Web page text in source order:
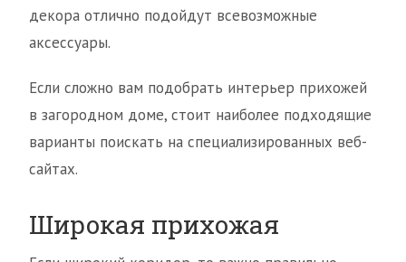
декора отлично подойдут всевозможные
аксессуары.
Если сложно вам подобрать интерьер прихожей
в загородном доме, стоит наиболее подходящие
варианты поискать на специализированных веб-
сайтах.
Широкая прихожая